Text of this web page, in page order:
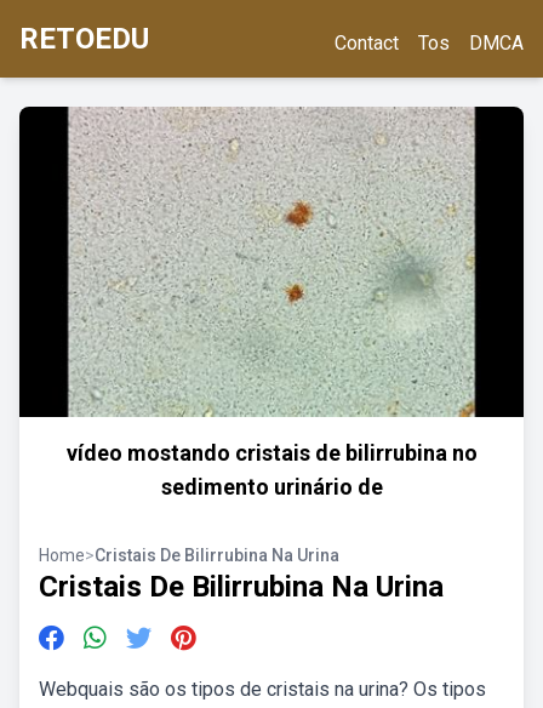
RETOEDU Contact Tos DMCA
vídeo mostando cristais de bilirrubina no
sedimento urinário de
Home>Cristais De Bilirrubina Na Urina
Cristais De Bilirrubina Na Urina
Webquais são os tipos de cristais na urina? Os tipos